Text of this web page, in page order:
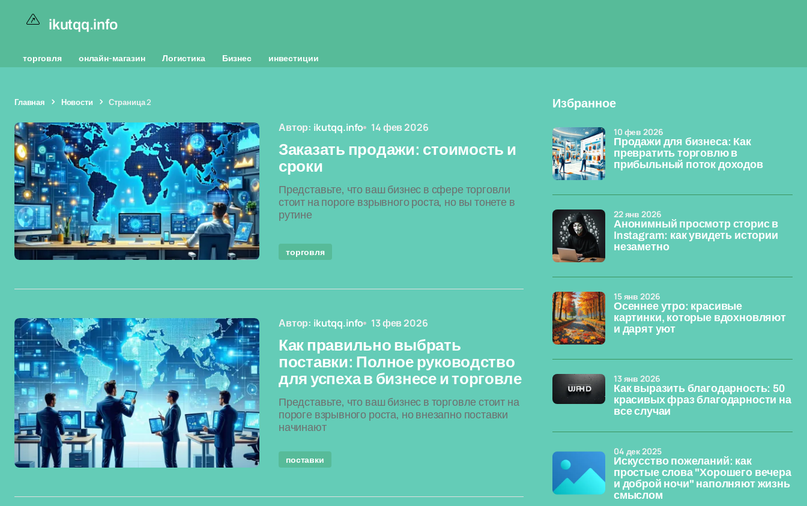
ikutqq.info
торговля онлайн-магазин Логистика Бизнес инвестиции
Главная Новости Страница 2
Автор: ikutqq.info 14 фев 2026
Заказать продажи: стоимость и
сроки
Представьте, что ваш бизнес в сфере торговли
стоит на пороге взрывного роста, но вы тонете в
рутине
торговля
Автор: ikutqq.info 13 фев 2026
Как правильно выбрать
поставки: Полное руководство
для успеха в бизнесе и торговле
Представьте, что ваш бизнес в торговле стоит на
пороге взрывного роста, но внезапно поставки
начинают
поставки
Избранное
Продажи для бизнеса: Как
превратить торговлю в
прибыльный поток доходов
10 фев 2026
Анонимный просмотр сторис в
Instagram: как увидеть истории
незаметно
22 янв 2026
Осеннее утро: красивые
картинки, которые вдохновляют
и дарят уют
15 янв 2026
Как выразить благодарность: 50
красивых фраз благодарности на
все случаи
13 янв 2026
Искусство пожеланий: как
простые слова "Хорошего вечера
и доброй ночи" наполняют жизнь
смыслом
04 дек 2025